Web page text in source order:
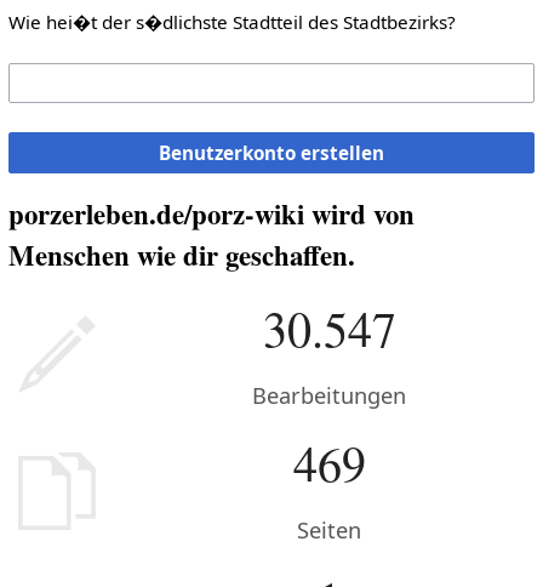
Wie hei�t der s�dlichste Stadtteil des Stadtbezirks?
Benutzerkonto erstellen
porzerleben.de/porz-wiki wird von
Menschen wie dir geschaffen.
30.547
Bearbeitungen
469
Seiten